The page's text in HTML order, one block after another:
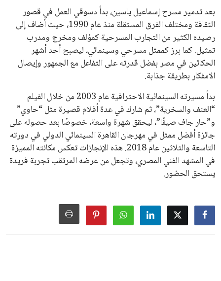
بعد تدمير مسرح إسماعيل ياسين، بدأ دسوقي العمل في قصور
الثقافة ومختلف الفرق المستقلة منذ عام 1990، حيث أضاف إلى
رصيده الكثير من التجارب المسرحية كمؤلف ومخرج ومدرب
تمثيل. كما برز كممثل مسرحي وسينمائي، ليصبح أحد أشهر
الحكائين في مصر بفضل قدرته على التفاعل مع الجمهور وإيصال
الامفكار بطريقة جذابة.
بدأ مسيرته السينمائية الاحترافية عام 2003 من خلال الفيلم
“العنف والسخرية”، ثم شارك في عدة أفلام قصيرة مثل “حاوي”
و”حار جاف صيفًا”، ليحقق شهرة واسعة، خصوصًا بعد حصوله على
جائزة أفضل ممثل في مهرجان القاهرة السينمائي الدولي في دورته
التاسعة والثلاثين عام 2018. هذه الإنجازات تعكس مكانته المميزة
في المشهد الفني المصري، وتجعل من عرضه المرتقب تجربة فريدة
يستحق الحضور.